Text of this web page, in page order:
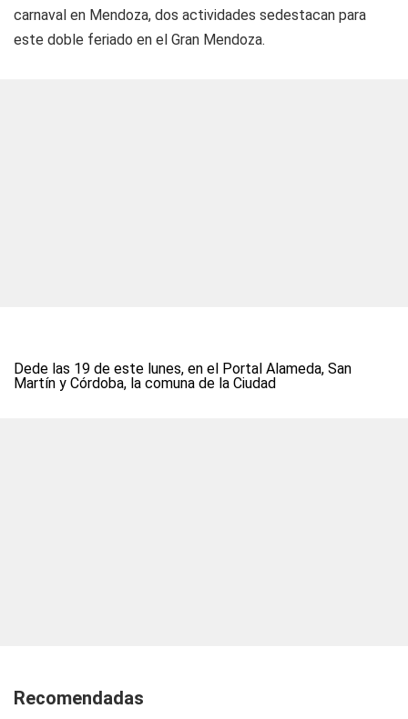
carnaval en Mendoza, dos actividades sedestacan para
este doble feriado en el Gran Mendoza.
Dede las 19 de este lunes, en el Portal Alameda, San
Martín y Córdoba, la comuna de la Ciudad
Recomendadas